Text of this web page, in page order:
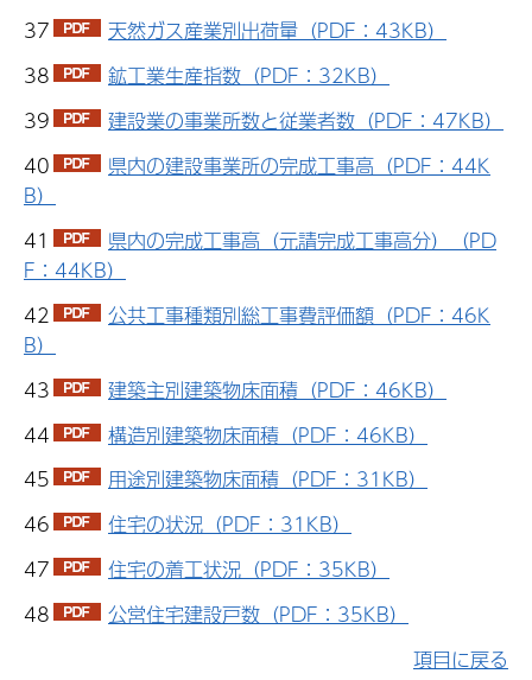
37
天然ガス産業別出荷量（PDF：43KB）
38
鉱工業生産指数（PDF：32KB）
39
建設業の事業所数と従業者数（PDF：47KB）
40
県内の建設事業所の完成工事高（PDF：44K
B）
41
県内の完成工事高（元請完成工事高分）（PD
F：44KB）
42
公共工事種類別総工事費評価額（PDF：46K
B）
43
建築主別建築物床面積（PDF：46KB）
44
構造別建築物床面積（PDF：46KB）
45
用途別建築物床面積（PDF：31KB）
46
住宅の状況（PDF：31KB）
47
住宅の着工状況（PDF：35KB）
48
公営住宅建設戸数（PDF：35KB）
項目に戻る